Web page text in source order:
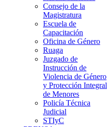
Consejo de la
Magistratura
Escuela de
Capacitación
Oficina de Género
Ruaga
Juzgado de
Instrucción de
Violencia de Género
y Protección Integral
de Menores
Policía Técnica
Judicial
STIyC